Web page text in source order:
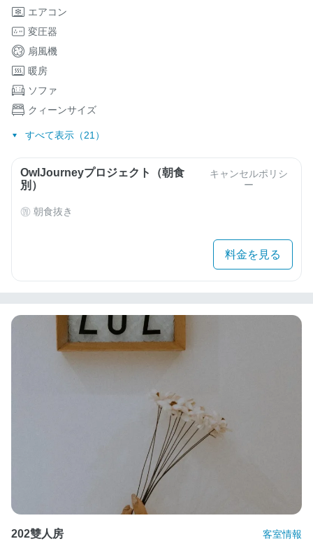
エアコン
変圧器
扇風機
暖房
ソファ
クィーンサイズ
すべて表示（21）
OwlJourneyプロジェクト（朝食
別）
キャンセルポリシ
ー
朝食抜き
料金を見る
202雙人房 客室情報